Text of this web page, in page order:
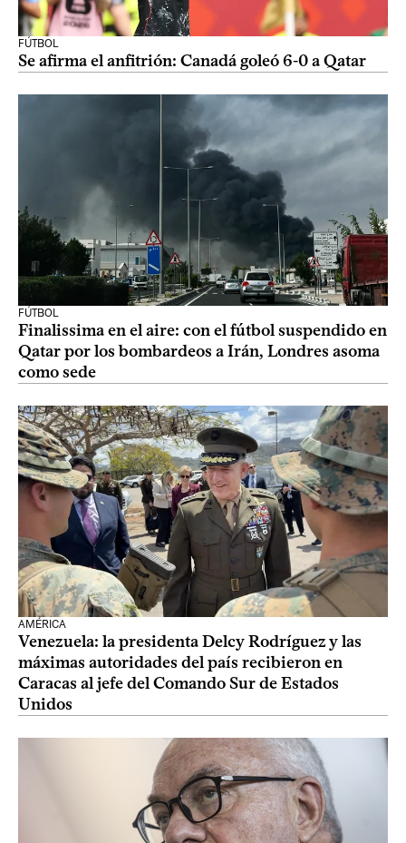
FÚTBOL
Se afirma el anfitrión: Canadá goleó 6-0 a Qatar
FÚTBOL
Finalissima en el aire: con el fútbol suspendido en
Qatar por los bombardeos a Irán, Londres asoma
como sede
AMÉRICA
Venezuela: la presidenta Delcy Rodríguez y las
máximas autoridades del país recibieron en
Caracas al jefe del Comando Sur de Estados
Unidos